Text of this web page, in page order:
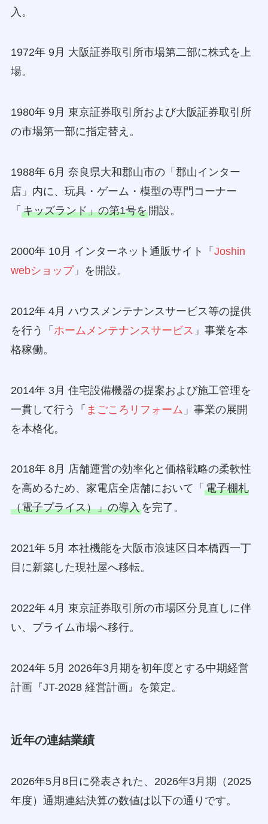
入。
1972年 9月 大阪証券取引所市場第二部に株式を上
場。
1980年 9月 東京証券取引所および大阪証券取引所
の市場第一部に指定替え。
1988年 6月 奈良県大和郡山市の「郡山インター
店」内に、玩具・ゲーム・模型の専門コーナー
「 キッズランド」の第1号を開設。
2000年 10月 インターネット通販サイト「 Joshin
webショップ」を開設。
2012年 4月 ハウスメンテナンスサービス等の提供
を行う「 ホームメンテナンスサービス 」事業を本
格稼働。
2014年 3月 住宅設備機器の提案および施工管理を
一貫して行う「 まごころリフォーム 」事業の展開
を本格化。
2018年 8月 店舗運営の効率化と価格戦略の柔軟性
を高めるため、家電店全店舗において「 電子棚札
（電子プライス）」の導入を完了。
2021年 5月 本社機能を大阪市浪速区日本橋西一丁
目に新築した現社屋へ移転。
2022年 4月 東京証券取引所の市場区分見直しに伴
い、プライム市場へ移行。
2024年 5月 2026年3月期を初年度とする中期経営
計画『JT-2028 経営計画』を策定。
近年の連結業績
2026年5月8日に発表された、2026年3月期（2025
年度）通期連結決算の数値は以下の通りです。